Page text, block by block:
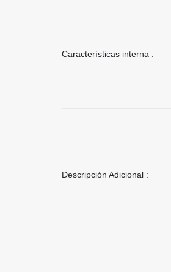
Características interna :
Descripción Adicional :